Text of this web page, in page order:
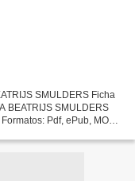
SMULDERS Ficha
BEATRIJS SMULDERS
Pdf, ePub, MOBI,